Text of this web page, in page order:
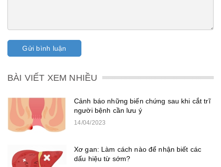
Gửi bình luận
BÀI VIẾT XEM NHIỀU
Cảnh báo những biến chứng sau khi cắt trĩ
người bệnh cần lưu ý
14/04/2023
Xơ gan: Làm cách nào để nhận biết các
dấu hiệu từ sớm?